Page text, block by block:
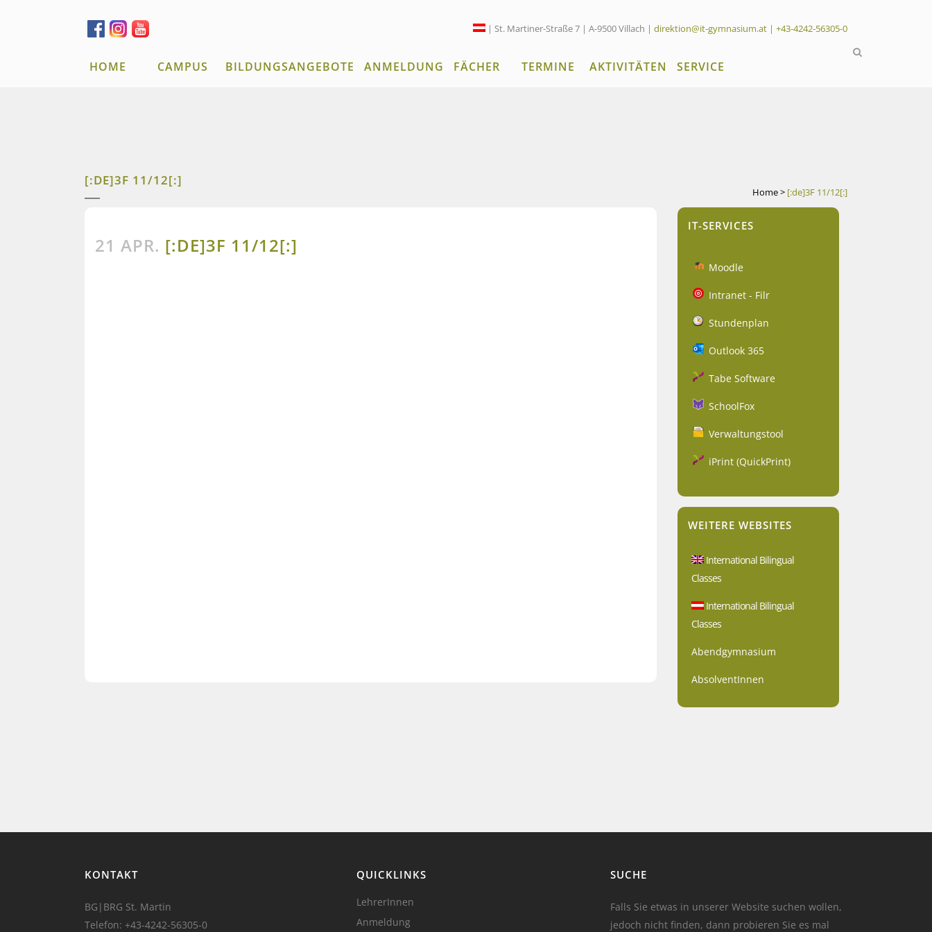
| St. Martiner-Straße 7 | A-9500 Villach | direktion@it-gymnasium.at | +43-4242-56305-0
HOME CAMPUS BILDUNGSANGEBOTE ANMELDUNG FÄCHER TERMINE AKTIVITÄTEN SERVICE
[:DE]3F 11/12[:]
Home> [:de]3F 11/12[:]
21 APR. [:DE]3F 11/12[:]
IT-SERVICES
Moodle
Intranet - Filr
Stundenplan
Outlook 365
Tabe Software
SchoolFox
Verwaltungstool
iPrint (QuickPrint)
WEITERE WEBSITES
International Bilingual
Classes
International Bilingual
Classes
Abendgymnasium
AbsolventInnen
KONTAKT
BG|BRG St. Martin
Telefon: +43-4242-56305-0
QUICKLINKS
LehrerInnen
Anmeldung
SUCHE
Falls Sie etwas in unserer Website suchen wollen,
jedoch nicht finden, dann probieren Sie es mal